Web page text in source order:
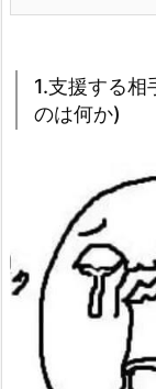
1.支援する相
のは何か)